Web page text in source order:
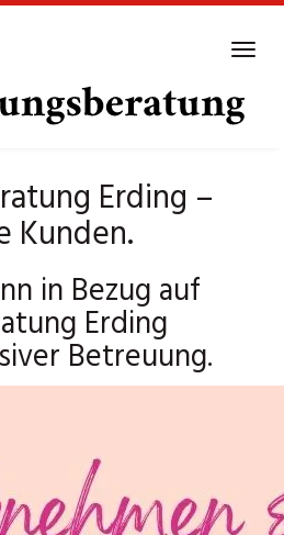
Erding –
Kunden.
in Bezug auf
Erding
Betreuung.